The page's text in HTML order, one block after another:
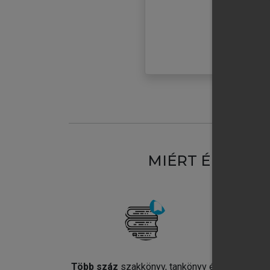
MIÉRT
Több száz szakkönyv, tankönyv és